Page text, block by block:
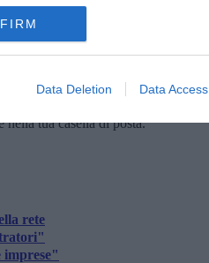
Data Deletion Data Access
iscriviti alla
tua casella di posta.
rete
imprese"